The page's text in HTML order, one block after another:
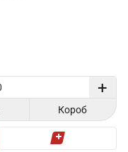
+
Короб